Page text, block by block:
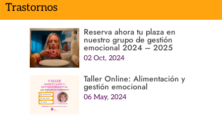
Trastornos
Reserva ahora tu plaza en
nuestro grupo de gestión
emocional 2024 – 2025
02 Oct, 2024
Taller Online: Alimentación y
gestión emocional
06 May, 2024